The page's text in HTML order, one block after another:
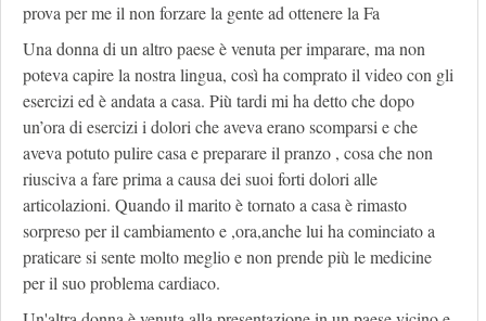
prova per me il non forzare la gente ad ottenere la Fa
Una donna di un altro paese è venuta per imparare, ma non
poteva capire la nostra lingua, così ha comprato il video con gli
esercizi ed è andata a casa. Più tardi mi ha detto che dopo
un’ora di esercizi i dolori che aveva erano scomparsi e che
aveva potuto pulire casa e preparare il pranzo , cosa che non
riusciva a fare prima a causa dei suoi forti dolori alle
articolazioni. Quando il marito è tornato a casa è rimasto
sorpreso per il cambiamento e ,ora,anche lui ha cominciato a
praticare si sente molto meglio e non prende più le medicine
per il suo problema cardiaco.